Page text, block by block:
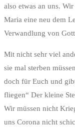
also etwas an uns.
Maria eine neu dem
Verwandlung von
Mit nicht sehr viel
sie mal sterben
doch für Euch und
fliegen“ Der kleine
Wir müssen nicht
uns Corona nicht